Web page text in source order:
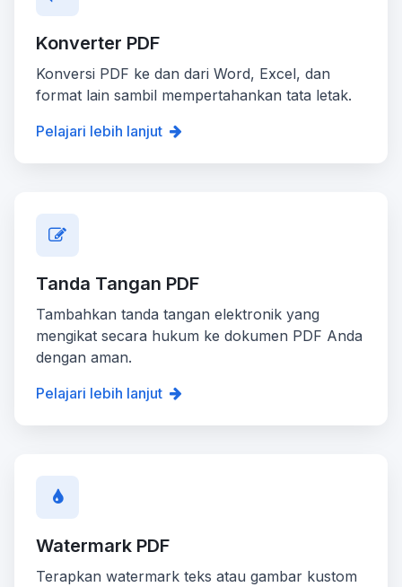
Konverter PDF
Konversi PDF ke dan dari Word, Excel, dan
format lain sambil mempertahankan tata letak.
Pelajari lebih lanjut
Tanda Tangan PDF
Tambahkan tanda tangan elektronik yang
mengikat secara hukum ke dokumen PDF Anda
dengan aman.
Pelajari lebih lanjut
Watermark PDF
Terapkan watermark teks atau gambar kustom